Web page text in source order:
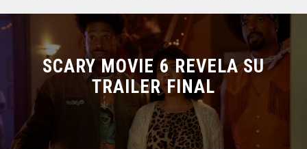
SCARY MOVIE 6 REVELA SU
TRAILER FINAL